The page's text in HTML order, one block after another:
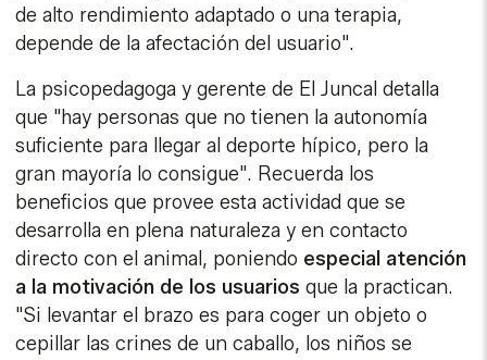
de alto rendimiento adaptado o una terapia,
depende de la afectación del usuario".
La psicopedagoga y gerente de El Juncal detalla
que "hay personas que no tienen la autonomía
suficiente para llegar al deporte hípico, pero la
gran mayoría lo consigue". Recuerda los
beneficios que provee esta actividad que se
desarrolla en plena naturaleza y en contacto
directo con el animal, poniendo especial atención
a la motivación de los usuarios que la practican.
"Si levantar el brazo es para coger un objeto o
cepillar las crines de un caballo, los niños se